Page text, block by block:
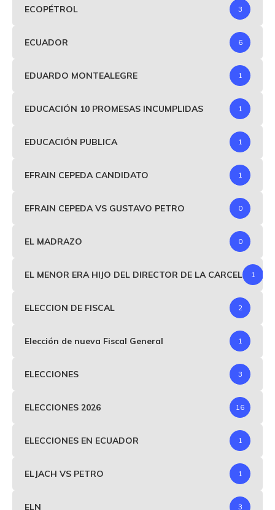
ECOPÉTROL 3
ECUADOR 6
EDUARDO MONTEALEGRE 1
EDUCACIÓN 10 PROMESAS INCUMPLIDAS 1
EDUCACIÓN PUBLICA 1
EFRAIN CEPEDA CANDIDATO 1
EFRAIN CEPEDA VS GUSTAVO PETRO 0
EL MADRAZO 0
EL MENOR ERA HIJO DEL DIRECTOR DE LA CARCEL 1
ELECCION DE FISCAL 2
Elección de nueva Fiscal General 1
ELECCIONES 3
ELECCIONES 2026 16
ELECCIONES EN ECUADOR 1
ELJACH VS PETRO 1
ELN 3